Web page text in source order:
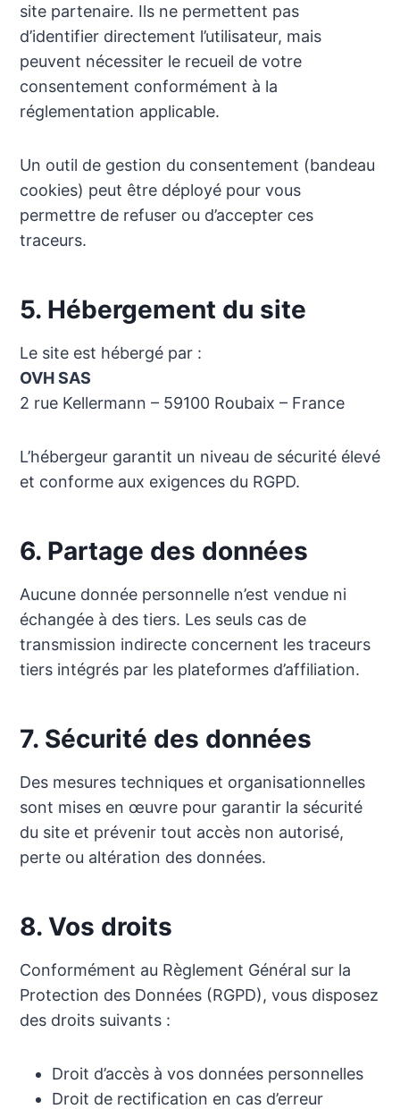
site partenaire. Ils ne permettent pas
d’identifier directement l’utilisateur, mais
peuvent nécessiter le recueil de votre
consentement conformément à la
réglementation applicable.
Un outil de gestion du consentement (bandeau
cookies) peut être déployé pour vous
permettre de refuser ou d’accepter ces
traceurs.
5. Hébergement du site
Le site est hébergé par :
OVH SAS
2 rue Kellermann – 59100 Roubaix – France
L’hébergeur garantit un niveau de sécurité élevé
et conforme aux exigences du RGPD.
6. Partage des données
Aucune donnée personnelle n’est vendue ni
échangée à des tiers. Les seuls cas de
transmission indirecte concernent les traceurs
tiers intégrés par les plateformes d’affiliation.
7. Sécurité des données
Des mesures techniques et organisationnelles
sont mises en œuvre pour garantir la sécurité
du site et prévenir tout accès non autorisé,
perte ou altération des données.
8. Vos droits
Conformément au Règlement Général sur la
Protection des Données (RGPD), vous disposez
des droits suivants :
Droit d’accès à vos données personnelles
Droit de rectification en cas d’erreur